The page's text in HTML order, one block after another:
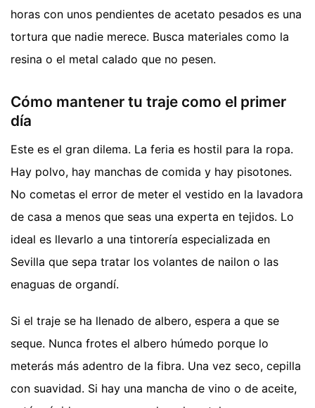
horas con unos pendientes de acetato pesados es una
tortura que nadie merece. Busca materiales como la
resina o el metal calado que no pesen.
Cómo mantener tu traje como el primer
día
Este es el gran dilema. La feria es hostil para la ropa.
Hay polvo, hay manchas de comida y hay pisotones.
No cometas el error de meter el vestido en la lavadora
de casa a menos que seas una experta en tejidos. Lo
ideal es llevarlo a una tintorería especializada en
Sevilla que sepa tratar los volantes de nailon o las
enaguas de organdí.
Si el traje se ha llenado de albero, espera a que se
seque. Nunca frotes el albero húmedo porque lo
meterás más adentro de la fibra. Una vez seco, cepilla
con suavidad. Si hay una mancha de vino o de aceite,